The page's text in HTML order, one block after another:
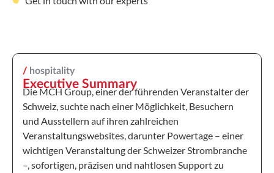
/ hospitality
Executive Summary
Die MCH Group, einer der führenden Veranstalter der
Schweiz, suchte nach einer Möglichkeit, Besuchern
und Ausstellern auf ihren zahlreichen
Veranstaltungswebsites, darunter Powertage – einer
wichtigen Veranstaltung der Schweizer Strombranche
–, sofortigen, präzisen und nahtlosen Support zu